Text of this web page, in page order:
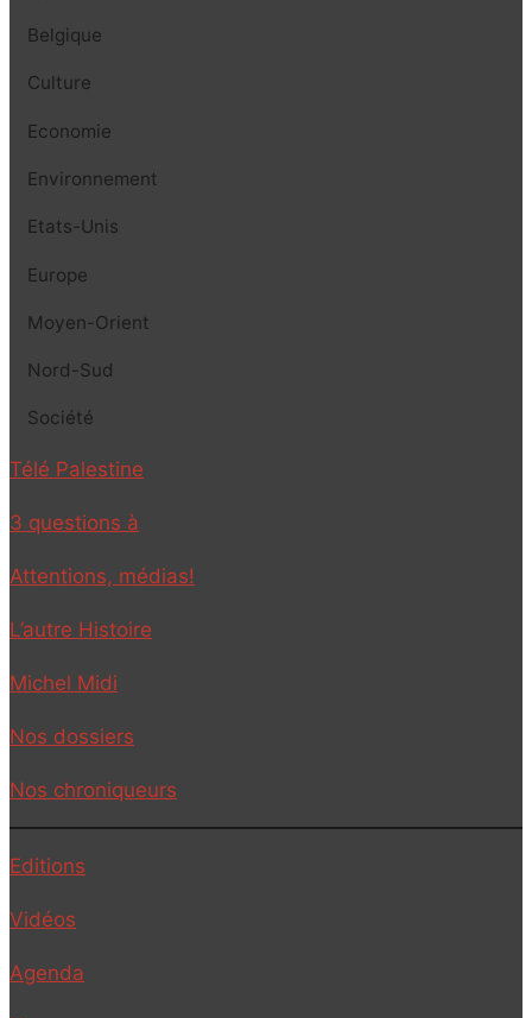
Belgique
Culture
Economie
Environnement
Etats-Unis
Europe
Moyen-Orient
Nord-Sud
Société
Télé Palestine
3 questions à
Attentions, médias!
L’autre Histoire
Michel Midi
Nos dossiers
Nos chroniqueurs
Editions
Vidéos
Agenda